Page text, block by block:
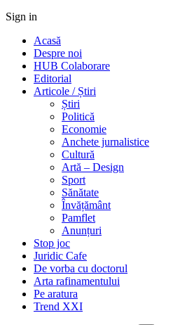
Sign in
Acasă
Despre noi
HUB Colaborare
Editorial
Articole / Știri
Știri
Politică
Economie
Anchete jurnalistice
Cultură
Artă – Design
Sport
Sănătate
Învățământ
Pamflet
Anunțuri
Stop joc
Juridic Cafe
De vorba cu doctorul
Arta rafinamentului
Pe aratura
Trend XXI